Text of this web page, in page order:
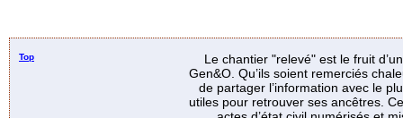
Top
Le chantier "relevé" est le fruit
Gen&O. Qu’ils soient remerciés
de partager l’information avec le
utiles pour retrouver ses ancêtres.